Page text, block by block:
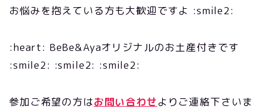
お悩みを抱えている方も大歓迎ですよ :smile2:
:heart: BeBe&Ayaオリジナルのお土産付きです
:smile2: :smile2: :smile2:
参加ご希望の方はお問い合わせよりご連絡下さいま